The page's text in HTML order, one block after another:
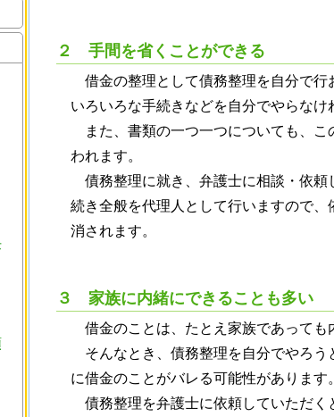
２ 手間を省くことができる
借金の整理として債務整理を自分で行
いろいろな手続きなどを自分でやらなけ
また、書類の一つ一つについても、
われます。
債務整理に就き、弁護士に相談・依
続き全般を代理人として行いますので
消されます。
３ 家族に内緒にできることも多い
借金のことは、たとえ家族であっても
そんなとき、債務整理を自分でやろ
に借金のことがバレる可能性があります。
債務整理を弁護士に依頼していただ